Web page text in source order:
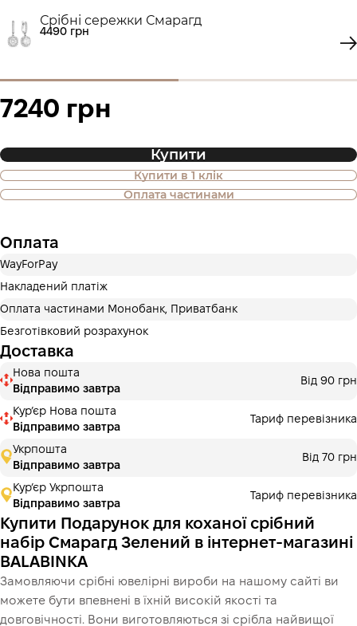
Срібні сережки Смарагд
4490 грн
7240 грн
Купити
Купити в 1 клік
Оплата частинами
Також доступна покупка товару в
оплату частинами
Оплату можна розділити на 2 або 3 платежі. Без
додаткових комісій для покупців. Кількість платежів
3 місяці
Оплату можна розділити на 2 або 3 платежі. Без
додаткових комісій для покупців. Кількість платежів
обирається на кроці оплати в корзині.
3 місяціх2 413.33 ₴
Це ще не оформлення кредитного договору. Ви просто
переходите до наступного кроку.
Купити
Оплата
WayForPay
Накладений платіж
Оплата частинами Монобанк, Приватбанк
Безготівковий розрахунок
Доставка
Нова пошта
Відправимо завтра
Від 90 грн
Курʼєр Нова пошта
Відправимо завтра
Тариф перевізника
Укрпошта
Відправимо завтра
Від 70 грн
Кур’єр Укрпошта
Відправимо завтра
Тариф перевізника
Купити Подарунок для коханої срібний
набір Смарагд Зелений в інтернет-магазині
BALABINKA
Замовляючи срібні ювелірні вироби на нашому сайті ви
можете бути впевнені в їхній високій якості та
довговічності. Вони виготовляються зі срібла найвищої